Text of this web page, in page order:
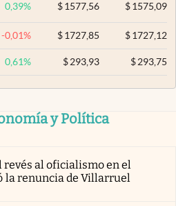
0,39% $ 1577,56 $1575,09
-0,01% $ 1727,85 $1727,12
0,61% $ 293,93 $293,75
y Política
revés al oficialismo en el
la renuncia de Villarruel